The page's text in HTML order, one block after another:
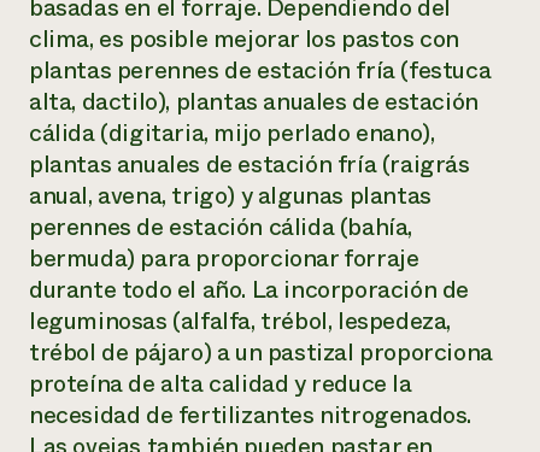
basadas en el forraje. Dependiendo del
clima, es posible mejorar los pastos con
plantas perennes de estación fría (festuca
alta, dactilo), plantas anuales de estación
cálida (digitaria, mijo perlado enano),
plantas anuales de estación fría (raigrás
anual, avena, trigo) y algunas plantas
perennes de estación cálida (bahía,
bermuda) para proporcionar forraje
durante todo el año. La incorporación de
leguminosas (alfalfa, trébol, lespedeza,
trébol de pájaro) a un pastizal proporciona
proteína de alta calidad y reduce la
necesidad de fertilizantes nitrogenados.